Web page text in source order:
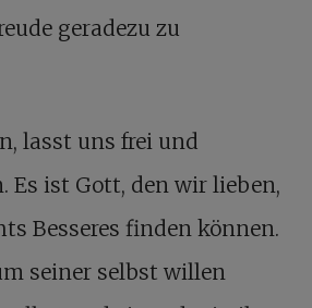
geradezu zu
lasst uns frei und
Es ist Gott, den wir lieben,
Besseres finden können.
seiner selbst willen